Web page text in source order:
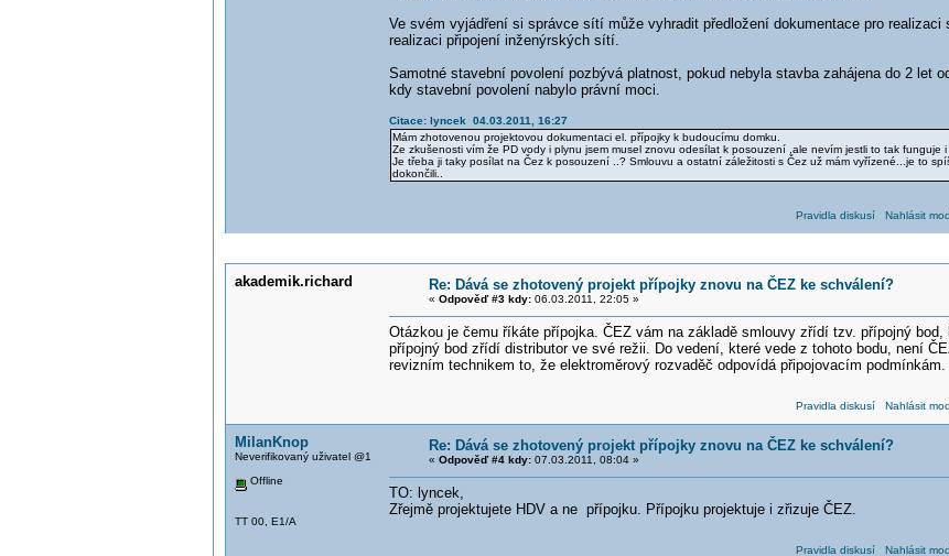
Ve svém vyjádření si správce sítí může vyhradit předložení dokumentace pro
realizaci připojení inženýrských sítí.
Samotné stavební povolení pozbývá platnost, pokud nebyla stavba zahájena do 2 let
kdy stavební povolení nabylo právní moci.
Citace: lyncek 04.03.2011, 16:27
Mám zhotovenou projektovou dokumentaci el. přípojky k budoucímu domku.
Ze zkušenosti vím že PD vody i plynu jsem musel znovu odesílat k posouzení ,ale nevím jestli to tak funguje
Je třeba ji taky posílat na Čez k posouzení ..? Smlouvu a ostatní záležitosti s Čez už mám vyřízené...je to
dokončili..
Pravidla diskusí Nahlásit
akademik.richard Re: Dává se zhotovený projekt přípojky znovu na ČEZ ke schválení?
« Odpověď #3 kdy:06.03.2011, 22:05 »
Otázkou je čemu říkáte přípojka. ČEZ vám na základě smlouvy zřídí tzv. přípojný
přípojný bod zřídí distributor ve své režii. Do vedení, které vede z tohoto bodu, není
revizním technikem to, že elektroměrový rozvaděč odpovídá připojovacím podmínkám.
Pravidla diskusí Nahlásit
MilanKnop
Neverifikovaný uživatel @1
Offline
TT 00, E1/A
Re: Dává se zhotovený projekt přípojky znovu na ČEZ ke schválení?
« Odpověď #4 kdy:07.03.2011, 08:04 »
TO: lyncek,
Zřejmě projektujete HDV a ne přípojku. Přípojku projektuje i zřizuje ČEZ.
Pravidla diskusí Nahlásit